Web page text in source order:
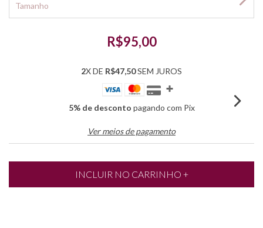
Tamanho
R$95,00
2X DE R$47,50SEM JUROS
5% de desconto pagando com Pix
Ver meios de pagamento